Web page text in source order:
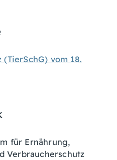
vom 18.
für Ernährung,
Verbraucherschutz